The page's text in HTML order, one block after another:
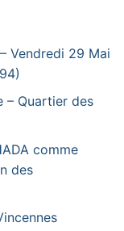
Vendredi 29 Mai
– Quartier des
comme
des